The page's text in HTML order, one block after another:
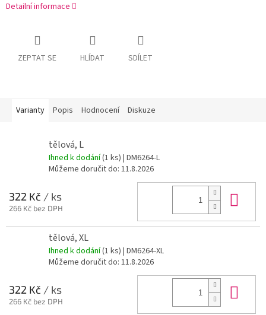
Detailní informace
ZEPTAT SE HLÍDAT SDÍLET
Varianty Popis Hodnocení Diskuze
tělová, L
Ihned k dodání(1 ks) | DM6264-L
Můžeme doručit do: 11.8.2026
322 Kč / ks
266 Kč bez DPH
tělová, XL
Ihned k dodání(1 ks) | DM6264-XL
Můžeme doručit do: 11.8.2026
322 Kč / ks
266 Kč bez DPH